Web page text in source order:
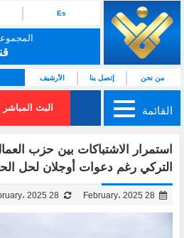
Es
من نحن إتصل بنا الأرشيف
القائمة البث المباشر
استمرار الاشتباكات بين حزب
التركي رغم دعوات أوجلان لحل